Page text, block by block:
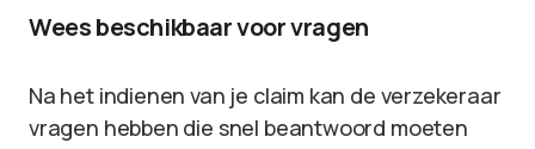
Wees beschikbaar voor vragen
Na het indienen van je claim kan de verzekeraar
vragen hebben die snel beantwoord moeten